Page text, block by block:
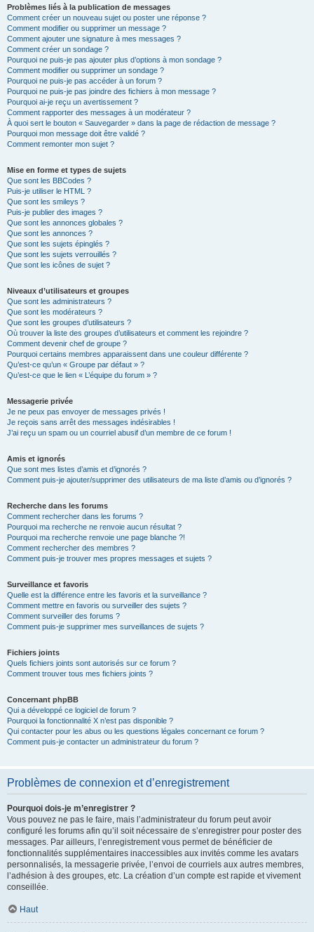
Problèmes liés à la publication de messages
Comment créer un nouveau sujet ou poster une réponse ?
Comment modifier ou supprimer un message ?
Comment ajouter une signature à mes messages ?
Comment créer un sondage ?
Pourquoi ne puis-je pas ajouter plus d’options à mon sondage ?
Comment modifier ou supprimer un sondage ?
Pourquoi ne puis-je pas accéder à un forum ?
Pourquoi ne puis-je pas joindre des fichiers à mon message ?
Pourquoi ai-je reçu un avertissement ?
Comment rapporter des messages à un modérateur ?
À quoi sert le bouton « Sauvegarder » dans la page de rédaction de message ?
Pourquoi mon message doit être validé ?
Comment remonter mon sujet ?
Mise en forme et types de sujets
Que sont les BBCodes ?
Puis-je utiliser le HTML ?
Que sont les smileys ?
Puis-je publier des images ?
Que sont les annonces globales ?
Que sont les annonces ?
Que sont les sujets épinglés ?
Que sont les sujets verrouillés ?
Que sont les icônes de sujet ?
Niveaux d’utilisateurs et groupes
Que sont les administrateurs ?
Que sont les modérateurs ?
Que sont les groupes d’utilisateurs ?
Où trouver la liste des groupes d’utilisateurs et comment les rejoindre ?
Comment devenir chef de groupe ?
Pourquoi certains membres apparaissent dans une couleur différente ?
Qu’est-ce qu’un « Groupe par défaut » ?
Qu’est-ce que le lien « L’équipe du forum » ?
Messagerie privée
Je ne peux pas envoyer de messages privés !
Je reçois sans arrêt des messages indésirables !
J’ai reçu un spam ou un courriel abusif d’un membre de ce forum !
Amis et ignorés
Que sont mes listes d’amis et d’ignorés ?
Comment puis-je ajouter/supprimer des utilisateurs de ma liste d’amis ou d’ignorés ?
Recherche dans les forums
Comment rechercher dans les forums ?
Pourquoi ma recherche ne renvoie aucun résultat ?
Pourquoi ma recherche renvoie une page blanche ?!
Comment rechercher des membres ?
Comment puis-je trouver mes propres messages et sujets ?
Surveillance et favoris
Quelle est la différence entre les favoris et la surveillance ?
Comment mettre en favoris ou surveiller des sujets ?
Comment surveiller des forums ?
Comment puis-je supprimer mes surveillances de sujets ?
Fichiers joints
Quels fichiers joints sont autorisés sur ce forum ?
Comment trouver tous mes fichiers joints ?
Concernant phpBB
Qui a développé ce logiciel de forum ?
Pourquoi la fonctionnalité X n’est pas disponible ?
Qui contacter pour les abus ou les questions légales concernant ce forum ?
Comment puis-je contacter un administrateur du forum ?
Problèmes de connexion et d’enregistrement
Pourquoi dois-je m’enregistrer ?
Vous pouvez ne pas le faire, mais l’administrateur du forum peut avoir
configuré les forums afin qu’il soit nécessaire de s’enregistrer pour poster des
messages. Par ailleurs, l’enregistrement vous permet de bénéficier de
fonctionnalités supplémentaires inaccessibles aux invités comme les avatars
personnalisés, la messagerie privée, l’envoi de courriels aux autres membres,
l’adhésion à des groupes, etc. La création d’un compte est rapide et vivement
conseillée.
Haut